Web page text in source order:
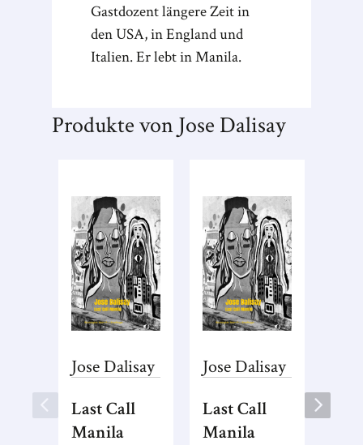
Gastdozent längere Zeit in
den USA, in England und
Italien. Er lebt in Manila.
Produkte von Jose Dalisay
JoseDalisay
Last Call
Manila
JoseDalisay
Last Call
Manila